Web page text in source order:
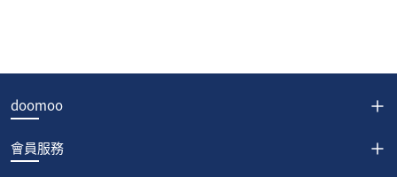
doomoo
會員服務